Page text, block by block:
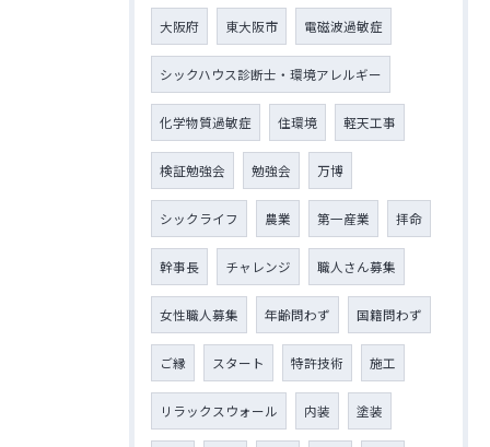
大阪府 東大阪市 電磁波過敏症
シックハウス診断士・環境アレルギー
化学物質過敏症 住環境 軽天工事
検証勉強会 勉強会 万博
シックライフ 農業 第一産業 拝命
幹事長 チャレンジ 職人さん募集
女性職人募集 年齢問わず 国籍問わず
ご縁 スタート 特許技術 施工
リラックスウォール 内装 塗装